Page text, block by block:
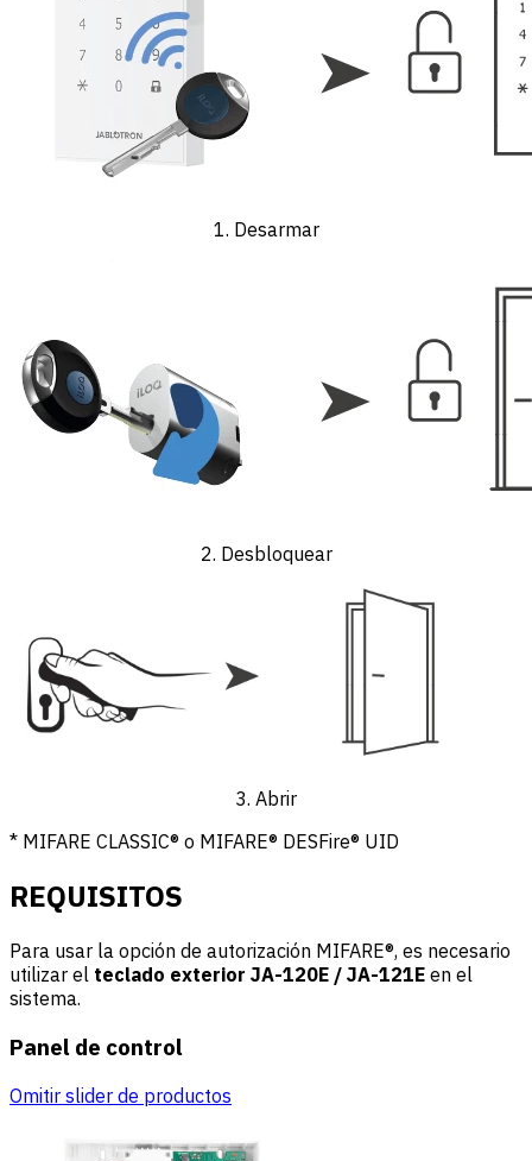
1. Desarmar
2. Desbloquear
3. Abrir
* MIFARE CLASSIC® o MIFARE® DESFire® UID
REQUISITOS
Para usar la opción de autorización MIFARE®, es necesario
utilizar el teclado exterior JA-120E / JA-121E en el
sistema.
Panel de control
Omitir slider de productos